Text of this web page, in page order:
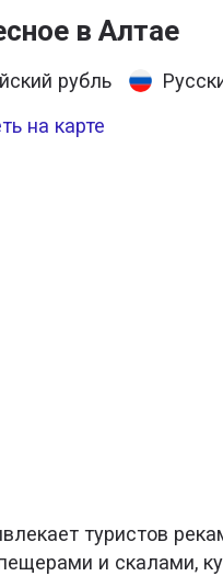
в Алтае
рубль
на карте
туристов
и скалами,